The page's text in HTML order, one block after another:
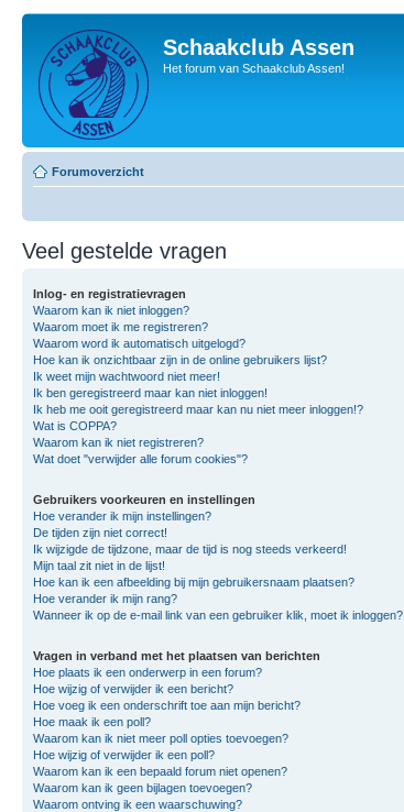
Schaakclub Assen
Het forum van Schaakclub Assen!
Forumoverzicht
Veel gestelde vragen
Inlog- en registratievragen
Waarom kan ik niet inloggen?
Waarom moet ik me registreren?
Waarom word ik automatisch uitgelogd?
Hoe kan ik onzichtbaar zijn in de online gebruikers lijst?
Ik weet mijn wachtwoord niet meer!
Ik ben geregistreerd maar kan niet inloggen!
Ik heb me ooit geregistreerd maar kan nu niet meer inloggen!?
Wat is COPPA?
Waarom kan ik niet registreren?
Wat doet "verwijder alle forum cookies"?
Gebruikers voorkeuren en instellingen
Hoe verander ik mijn instellingen?
De tijden zijn niet correct!
Ik wijzigde de tijdzone, maar de tijd is nog steeds verkeerd!
Mijn taal zit niet in de lijst!
Hoe kan ik een afbeelding bij mijn gebruikersnaam plaatsen?
Hoe verander ik mijn rang?
Wanneer ik op de e-mail link van een gebruiker klik, moet ik inloggen?
Vragen in verband met het plaatsen van berichten
Hoe plaats ik een onderwerp in een forum?
Hoe wijzig of verwijder ik een bericht?
Hoe voeg ik een onderschrift toe aan mijn bericht?
Hoe maak ik een poll?
Waarom kan ik niet meer poll opties toevoegen?
Hoe wijzig of verwijder ik een poll?
Waarom kan ik een bepaald forum niet openen?
Waarom kan ik geen bijlagen toevoegen?
Waarom ontving ik een waarschuwing?